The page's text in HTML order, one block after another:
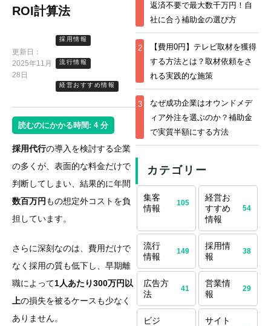
ROI計算法
更新日：
2025年11月
28日
採用情報
流行情報
経営おすすめ情報
読むのにかかる時間: 4 分
採用代行の導入を検討する企業
の多くが、表面的な料金だけで
判断してしまい、結果的に年間
数百万円 もの想定外コストを負
担しています。
さらに深刻なのは、費用だけで
なく採用の質も低下し、早期離
職によって1人あたり300万円以
上の損失を被るケースも少なく
ありません。
返済不要で最大数千万円！自
社に合う補助金の選び方
2
【費用0円】テレビ取材を獲得
する方法とは？取材依頼をさ
れる実践的な施策
3
なぜ成功企業はオウンドメデ
ィア外注を選ぶのか？補助金
で実質半額にする方法
カテゴリー
集客
情報
105
経営お
すすめ
情報
54
流行
情報
149
採用情
報
38
広告方
法
41
営業情
報
29
ビジ
サイト